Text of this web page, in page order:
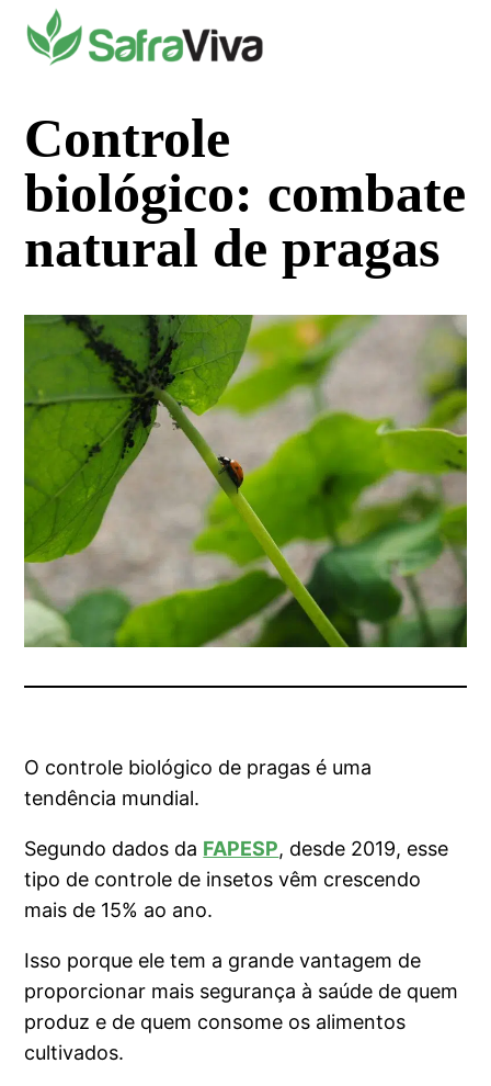
para
Controle
biológico: combate
natural de pragas
O controle biológico de pragas é uma
tendência mundial.
Segundo dados da FAPESP, desde 2019, esse
tipo de controle de insetos vêm crescendo
mais de 15% ao ano.
Isso porque ele tem a grande vantagem de
proporcionar mais segurança à saúde de quem
produz e de quem consome os alimentos
cultivados.